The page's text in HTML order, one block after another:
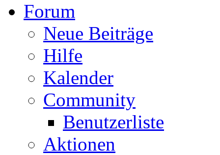
Forum
Neue Beiträge
Hilfe
Kalender
Community
Benutzerliste
Aktionen